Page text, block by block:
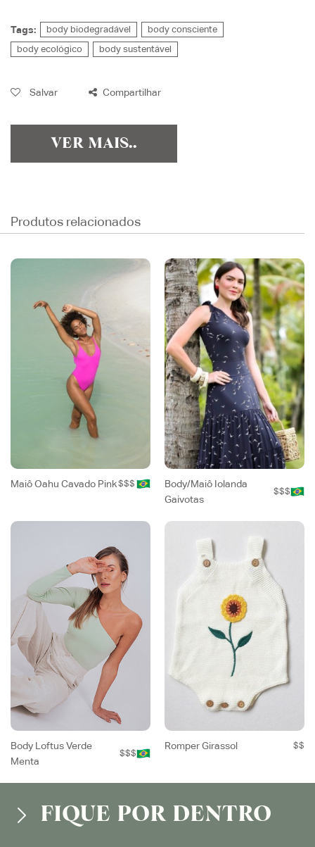
Tags: body biodegradável
body consciente
body ecológico
body sustentável
Salvar Compartilhar
VER MAIS..
Produtos relacionados
Maiô Oahu Cavado Pink$$$
Body/Maiô Iolanda
Gaivotas
$$$
Body Loftus Verde
Menta
$$$
Romper Girassol $$
FIQUE POR DENTRO